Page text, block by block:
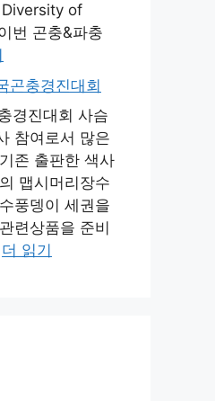
of
번 곤충&파충
곤충경진대회
경진대회 사슴
참여로서 많은
존 출판한 색사
맵시머리장수
풍뎅이 세권을
련상품을 준비
더 읽기